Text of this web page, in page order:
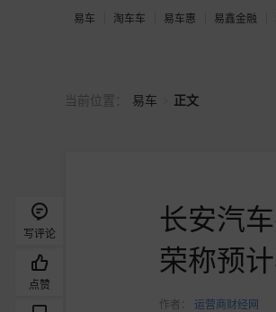
易车 淘车车 易车惠 易鑫金融
当前位置： 易车 正文
写评论
点赞
长安汽
荣称预
作者： 运营商财经网